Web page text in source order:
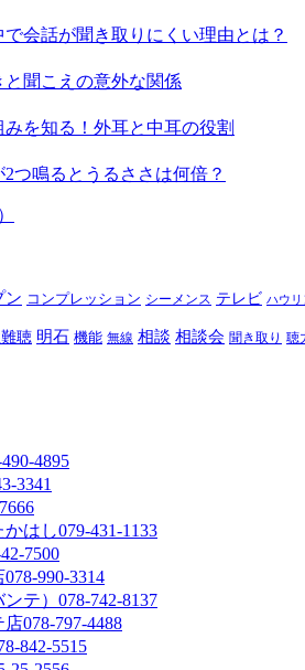
で会話が聞き取りにくい理由とは？
と聞こえの意外な関係
みを知る！外耳と中耳の役割
2つ鳴るとうるささは何倍？
ン コンプレッション シーメンス テレビ ハウリ
聴 明石 機能 無線 相談 相談会 聞き取り 聴
4895
3341
はし079-431-1133
7500
078-990-3314
テ） 078-742-8137
店078-797-4488
842-5515